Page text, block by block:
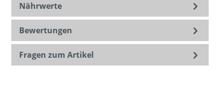
Nährwerte
Bewertungen
Fragen zum Artikel